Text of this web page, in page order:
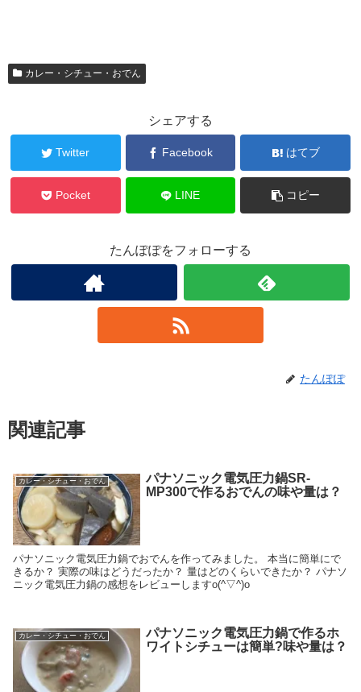
カレー・シチュー・おでん
シェアする
Twitter Facebook はてブ
Pocket LINE コピー
たんぽぽをフォローする
たんぽぽ
関連記事
カレー・シチュー・おでん
パナソニック電気圧力鍋SR-
MP300で作るおでんの味や量は？
パナソニック電気圧力鍋でおでんを作ってみました。 本当に簡単にで
きるか？ 実際の味はどうだったか？ 量はどのくらいできたか？ パナソ
ニック電気圧力鍋の感想をレビューしますo(^▽^)o
カレー・シチュー・おでん
パナソニック電気圧力鍋で作るホ
ワイトシチューは簡単?味や量は？